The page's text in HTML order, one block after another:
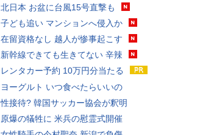
北日本 お盆に台風15号直撃も
子ども追い マンションへ侵入か
在留資格なし 越人が惨事起こす
新幹線できても生きてない 辛辣
レンタカー予約 10万円分当たる
ヨーグルト いつ食べたらいいの
性接待? 韓国サッカー協会が釈明
原爆の犠牲に 米兵の慰霊式開催